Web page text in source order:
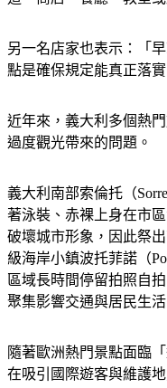
另一名店家也表示：「
點是確保規定能真正落實
近年來，義大利多個熱
過度觀光帶來的問題。
義大利南部索倫托（
著泳裝、赤裸上身在市
破壞城市形象，因此祭
級海岸小鎮波托菲諾（
區域長時間停留拍照自
聚集影響交通與居民生活
隨著歐洲熱門景點面臨
在吸引國際遊客與維護